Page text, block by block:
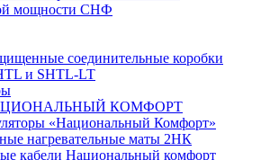
мощности СНФ
соединительные коробки
и SHTL-LT
КОМФОРТ
«Национальный Комфорт»
нагревательные маты 2НК
кабели Национальный комфорт